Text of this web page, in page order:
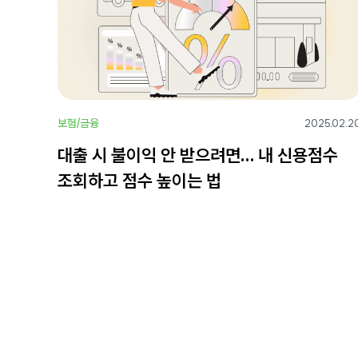
보험/금융
대출 시 불이익 안 받으려면… 내 신용점수
조회하고 점수 높이는 법